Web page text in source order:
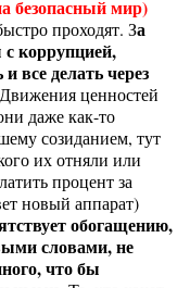
безопасный мир)
проходят. За
коррупцией,
все делать через
Движения ценностей
даже как-то
созиданием, тут
их отняли или
процент за
новый аппарат)
обогащению,
словами, не
что бы